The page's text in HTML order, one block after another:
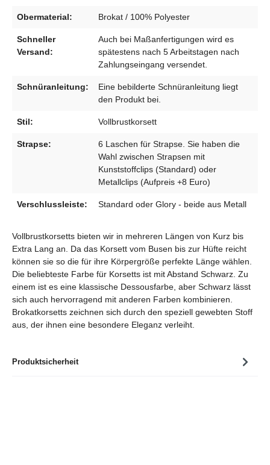
Produktsicherheit
Obermaterial: Brokat / 100% Polyester
Schneller
Versand:
Auch bei Maßanfertigungen wird es
spätestens nach 5 Arbeitstagen nach
Zahlungseingang versendet.
Schnüranleitung:
Eine bebilderte Schnüranleitung liegt
den Produkt bei.
Stil: Vollbrustkorsett
Strapse:
6 Laschen für Strapse. Sie haben die
Wahl zwischen Strapsen mit
Kunststoffclips (Standard) oder
Metallclips (Aufpreis +8 Euro)
Verschlussleiste: Standard oder Glory - beide aus Metall
Vollbrustkorsetts bieten wir in mehreren Längen von Kurz bis
Extra Lang an. Da das Korsett vom Busen bis zur Hüfte reicht
können sie so die für ihre Körpergröße perfekte Länge wählen.
Die beliebteste Farbe für Korsetts ist mit Abstand Schwarz. Zu
einem ist es eine klassische Dessousfarbe, aber Schwarz lässt
sich auch hervorragend mit anderen Farben kombinieren.
Brokatkorsetts zeichnen sich durch den speziell gewebten Stoff
aus, der ihnen eine besondere Eleganz verleiht.